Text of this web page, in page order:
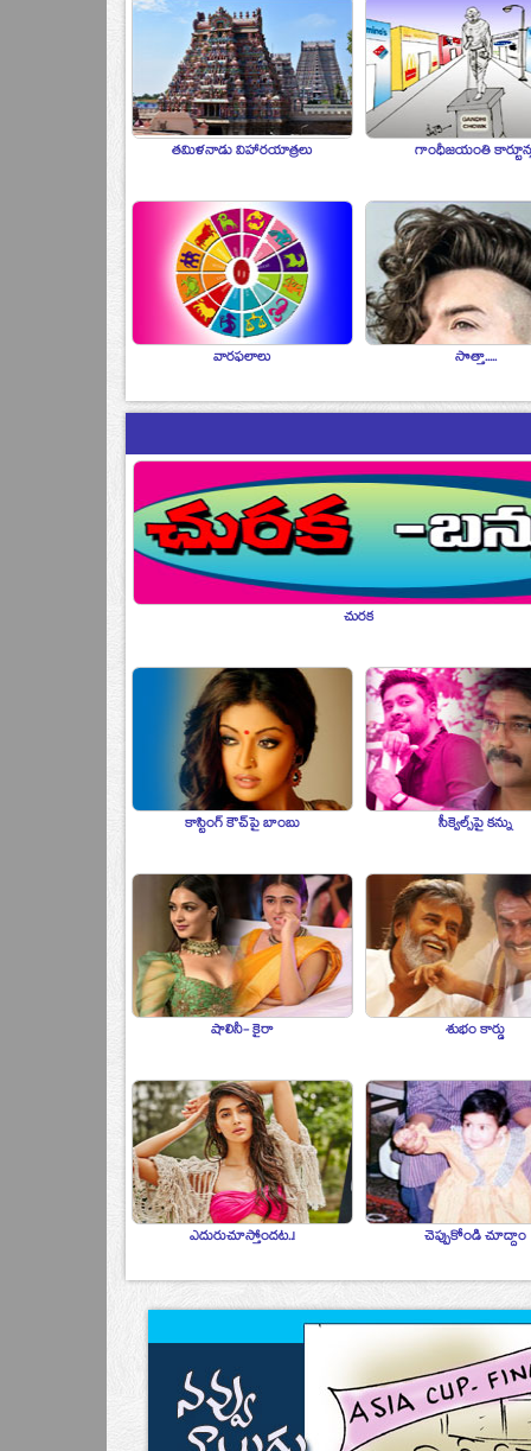
తమిళనాడు విహారయాత్రలు గాంధీజయంతి
వారఫలాలు సొత్తా.....
చురక
కాస్టింగ్‌ కౌచ్‌పై బాంబు సీక్వెల్స్‌పై కన్ను
షాలినీ- కైరా శుభం కార్డు
ఎదురుచూస్తోందట..! చెప్పుకోండి చూద్దాం